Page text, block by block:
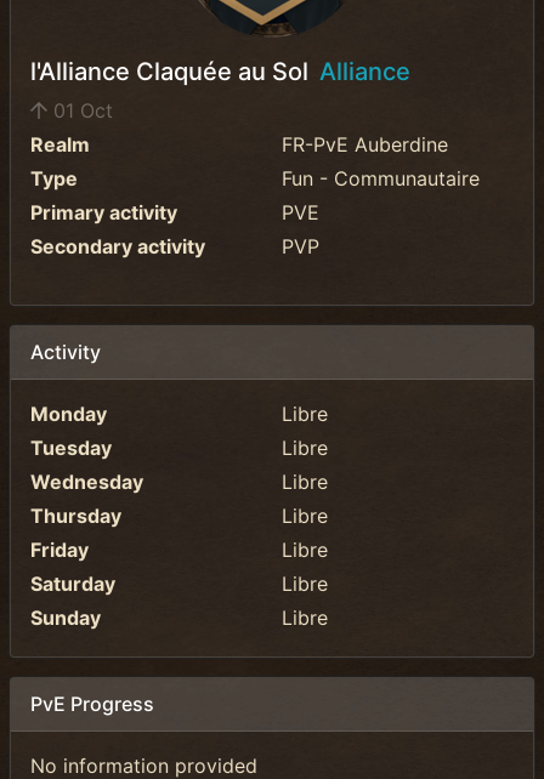
l'Alliance Claquée au Sol Alliance
01 Oct
Realm
FR-PvE Auberdine
Type
Fun - Communautaire
Primary activity
PVE
Secondary activity
PVP
Activity
Monday
Libre
Tuesday
Libre
Wednesday
Libre
Thursday
Libre
Friday
Libre
Saturday
Libre
Sunday
Libre
PvE Progress
No information provided